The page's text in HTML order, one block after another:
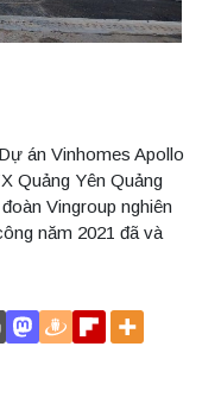
án Vinhomes Apollo
Quảng Yên Quảng
Vingroup nghiên
năm 2021 đã và